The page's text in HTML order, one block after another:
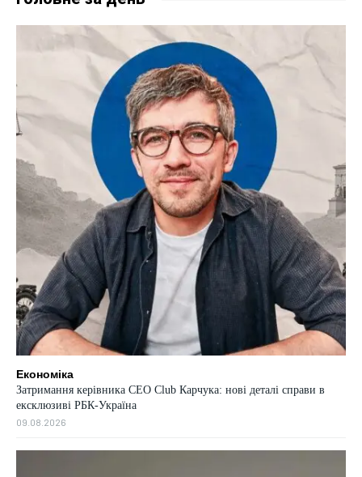
Економіка
Затримання керівника CEO Club Карчука: нові деталі справи в
ексклюзиві РБК-Україна
09.08.2026